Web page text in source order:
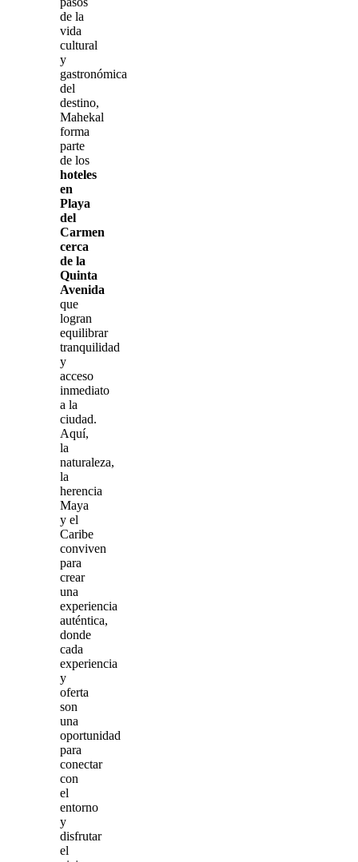
de la
vida
cultural
y
gastronómica
del
destino,
Mahekal
forma
parte
de los
hoteles
en
Playa
del
Carmen
cerca
de la
Quinta
Avenida
que
logran
equilibrar
tranquilidad
y
acceso
inmediato
a la
ciudad.
Aquí,
la
naturaleza,
la
herencia
Maya
y el
Caribe
conviven
para
crear
una
experiencia
auténtica,
donde
cada
experiencia
y
oferta
son
una
oportunidad
para
conectar
con
el
entorno
y
disfrutar
el